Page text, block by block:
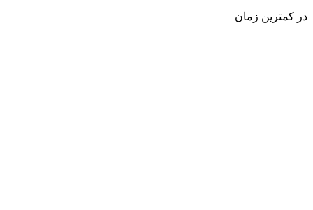
در کمترین زمان